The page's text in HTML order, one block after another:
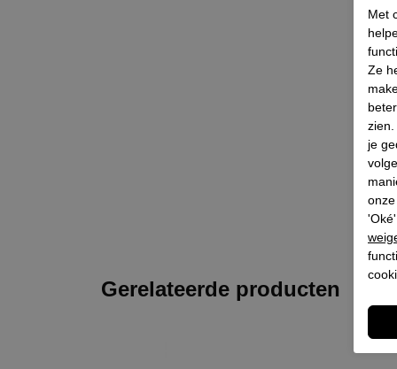
Gerelateerde producten
Met
Ze
je